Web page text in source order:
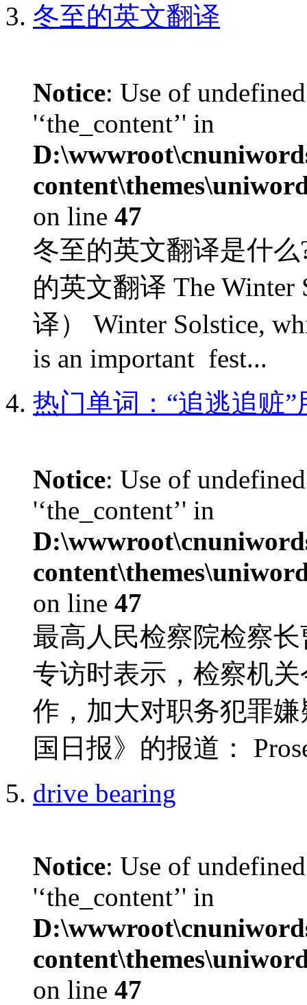
冬至的英文翻译
Notice: Use of
'‘the_content’' in
on line 47
冬至的英文翻译是什
的英文翻译 The
译） Winter Solstice,
is an important fest...
热门单词：“追逃追赃
Notice: Use of
'‘the_content’' in
on line 47
最高人民检察院检察
专访时表示，检察机
作，加大对职务犯罪
国日报》的报道：
drive bearing
Notice: Use of
'‘the_content’' in
on line 47